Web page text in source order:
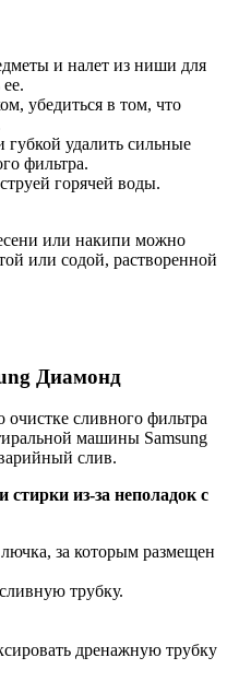
и налет из ниши для
убедиться в том, что
удалить сильные
фильтра.
горячей воды.
или накипи можно
или содой, растворенной
Диамонд
сливного фильтра
машины Samsung
слив.
из-за неполадок с
за которым размещен
трубку.
дренажную трубку